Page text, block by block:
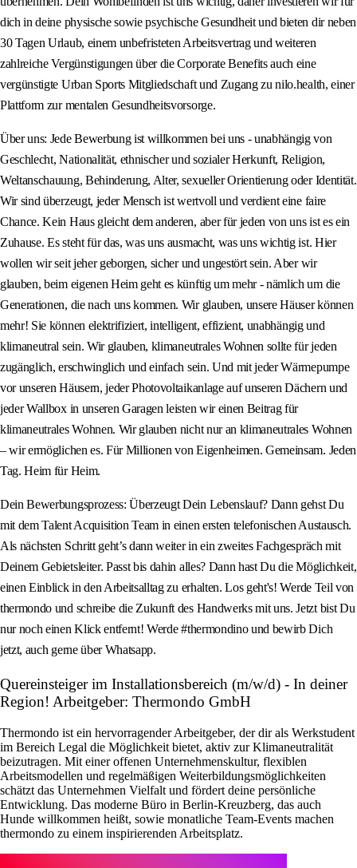
dich in deine physische sowie psychische Gesundheit und bieten dir neben
30 Tagen Urlaub, einem unbefristeten Arbeitsvertrag und weiteren
zahlreiche Vergünstigungen über die Corporate Benefits auch eine
vergünstigte Urban Sports Mitgliedschaft und Zugang zu nilo.health, einer
Plattform zur mentalen Gesundheitsvorsorge.
Über uns: Jede Bewerbung ist willkommen bei uns - unabhängig von
Geschlecht, Nationalität, ethnischer und sozialer Herkunft, Religion,
Weltanschauung, Behinderung, Alter, sexueller Orientierung oder Identität.
Wir sind überzeugt, jeder Mensch ist wertvoll und verdient eine faire
Chance. Kein Haus gleicht dem anderen, aber für jeden von uns ist es ein
Zuhause. Es steht für das, was uns ausmacht, was uns wichtig ist. Hier
wollen wir seit jeher geborgen, sicher und ungestört sein. Aber wir
glauben, beim eigenen Heim geht es künftig um mehr - nämlich um die
Generationen, die nach uns kommen. Wir glauben, unsere Häuser können
mehr! Sie können elektrifiziert, intelligent, effizient, unabhängig und
klimaneutral sein. Wir glauben, klimaneutrales Wohnen sollte für jeden
zugänglich, erschwinglich und einfach sein. Und mit jeder Wärmepumpe
vor unseren Häusern, jeder Photovoltaikanlage auf unseren Dächern und
jeder Wallbox in unseren Garagen leisten wir einen Beitrag für
klimaneutrales Wohnen. Wir glauben nicht nur an klimaneutrales Wohnen
– wir ermöglichen es. Für Millionen von Eigenheimen. Gemeinsam. Jeden
Tag. Heim für Heim.
Dein Bewerbungsprozess: Überzeugt Dein Lebenslauf? Dann gehst Du
mit dem Talent Acquisition Team in einen ersten telefonischen Austausch.
Als nächsten Schritt geht’s dann weiter in ein zweites Fachgespräch mit
Deinem Gebietsleiter. Passt bis dahin alles? Dann hast Du die Möglichkeit,
einen Einblick in den Arbeitsalltag zu erhalten. Los geht's! Werde Teil von
thermondo und schreibe die Zukunft des Handwerks mit uns. Jetzt bist Du
nur noch einen Klick entfernt! Werde #thermondino und bewirb Dich
jetzt, auch gerne über Whatsapp.
Quereinsteiger im Installationsbereich (m/w/d) - In deiner
Region! Arbeitgeber: Thermondo GmbH
Thermondo ist ein hervorragender Arbeitgeber, der dir als Werkstudent
im Bereich Legal die Möglichkeit bietet, aktiv zur Klimaneutralität
beizutragen. Mit einer offenen Unternehmenskultur, flexiblen
Arbeitsmodellen und regelmäßigen Weiterbildungsmöglichkeiten
schätzt das Unternehmen Vielfalt und fördert deine persönliche
Entwicklung. Das moderne Büro in Berlin-Kreuzberg, das auch
Hunde willkommen heißt, sowie monatliche Team-Events machen
thermondo zu einem inspirierenden Arbeitsplatz.